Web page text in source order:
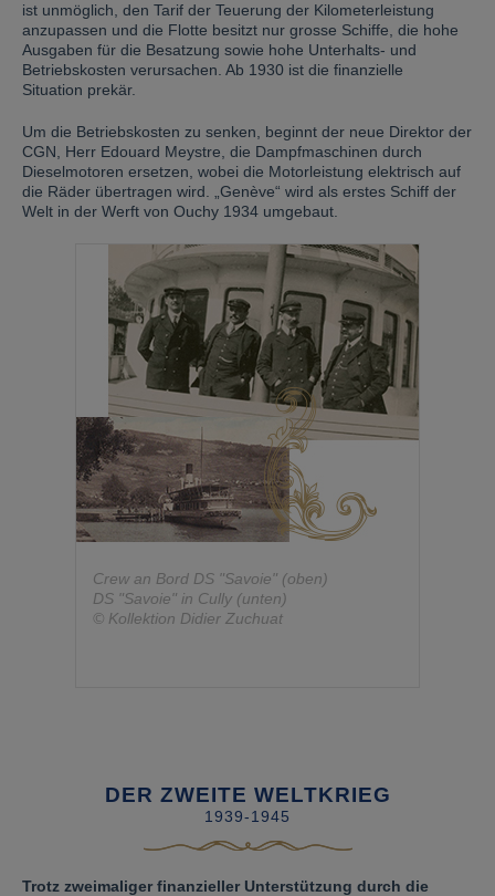
ist unmöglich, den Tarif der Teuerung der Kilometerleistung
anzupassen und die Flotte besitzt nur grosse Schiffe, die hohe
Ausgaben für die Besatzung sowie hohe Unterhalts- und
Betriebskosten verursachen. Ab 1930 ist die finanzielle
Situation prekär.
Um die Betriebskosten zu senken, beginnt der neue Direktor der
CGN, Herr Edouard Meystre, die Dampfmaschinen durch
Dieselmotoren ersetzen, wobei die Motorleistung elektrisch auf
die Räder übertragen wird. „Genève“ wird als erstes Schiff der
Welt in der Werft von Ouchy 1934 umgebaut.
Crew an Bord DS "Savoie" (oben)
DS "Savoie" in Cully (unten)
© Kollektion Didier Zuchuat
DER ZWEITE WELTKRIEG
1939-1945
Trotz zweimaliger finanzieller Unterstützung durch die